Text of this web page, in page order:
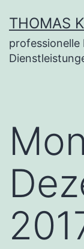
Inhalt
springen
THOMAS
professionelle